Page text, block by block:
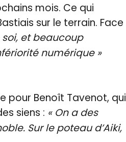
mois. Ce qui
sur le terrain. Face
et beaucoup
numérique »
pour Benoît Tavenot, qui
siens : « On a des
Sur le poteau d’Aiki,